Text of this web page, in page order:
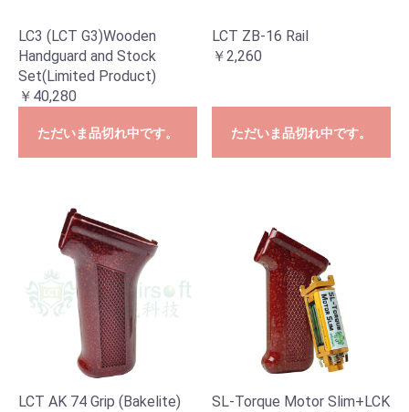
LC3 (LCT G3)Wooden
Handguard and Stock
Set(Limited Product)
￥40,280
ただいま品切れ中です。
LCT ZB-16 Rail
￥2,260
ただいま品切れ中です。
LCT AK 74 Grip (Bakelite)
SL-Torque Motor Slim+LCK